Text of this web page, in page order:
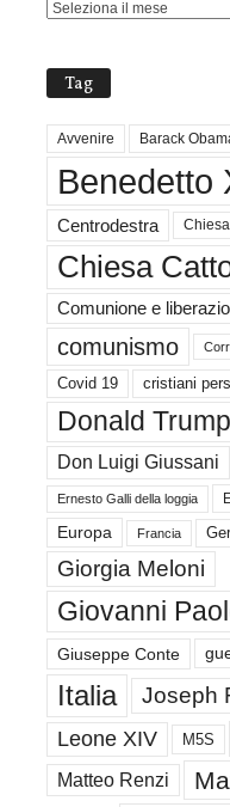
Tag
Avvenire Barack
Benedetto
Centrodestra Chiesa
Chiesa
Comunione e
comunismo
Covid 19 cristiani
Donald Trump
Don Luigi Giussani
Ernesto Galli della loggia
Europa Francia
Giorgia Meloni
Giovanni
Giuseppe Conte
Italia Joseph
Leone XIV M5S
Matteo Renzi